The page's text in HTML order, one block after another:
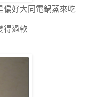
偏好大同電鍋蒸來吃
得過軟